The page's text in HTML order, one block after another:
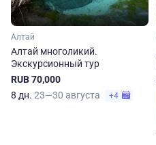
Алтай
Алтай многоликий.
Экскурсионный тур
RUB 70,000
8 дн. 23—30 августа +4